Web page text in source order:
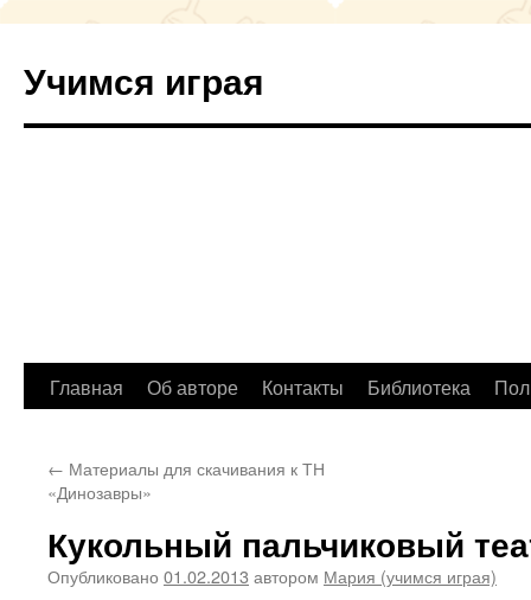
Учимся играя
Перейти
содержимому
Главная Об авторе Контакты Библиотека
← Материалы для скачивания к ТН
«Динозавры»
Кукольный пальчиковый
Опубликовано 01.02.2013 автором Мария (учимся играя)